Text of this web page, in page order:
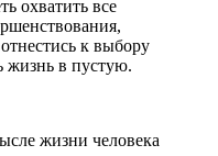
охватить все
к выбору
жизнь в пустую.
жизни человека